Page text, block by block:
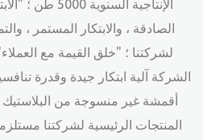
الإنتاجية
الصادقة ، والابتكار المستمر ،
لشركتنا ؛ "خلق القيمة مع
الشركة آلية ابتكار جيدة وقدرة
أقمشة غير منسوجة من البلاستيك
المنتجات الرئيسية لشركتنا